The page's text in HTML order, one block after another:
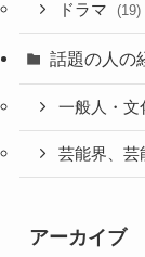
ドラマ (19)
話題の人の
一般人・文
芸能界、芸
アーカイブ